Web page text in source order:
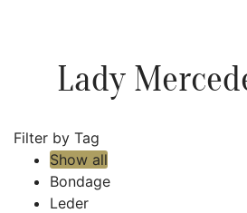
Lady
Filter by Tag
Show all
Bondage
Leder